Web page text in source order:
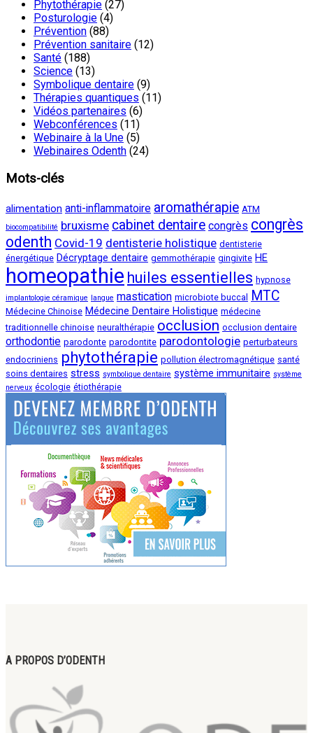
Phytothérapie (27)
Posturologie (4)
Prévention (88)
Prévention sanitaire (12)
Santé (188)
Science (13)
Symbolique dentaire (9)
Thérapies quantiques (11)
Vidéos partenaires (6)
Webconférences (11)
Webinaire à la Une (5)
Webinaires Odenth (24)
Mots-clés
alimentation anti-inflammatoire aromathérapie ATM
biocompatibilité bruxisme cabinet dentaire congrès congrès
odenth Covid-19 dentisterie holistique dentisterie
énergétique Décryptage dentaire gemmothérapie gingivite HE
homeopathie huiles essentielles hypnose
implantologie céramique langue mastication microbiote buccal MTC
Médecine Chinoise Médecine Dentaire Holistique médecine
traditionnelle chinoise neuralthérapie occlusion occlusion dentaire
orthodontie parodonte parodontite parodontologie perturbateurs
endocriniens phytothérapie pollution électromagnétique santé
soins dentaires stress symbolique dentaire système immunitaire système
nerveux écologie étiothérapie
A PROPOS D’ODENTH